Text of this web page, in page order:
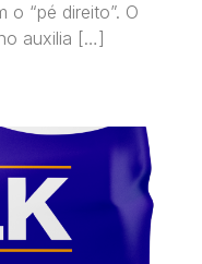
o “pé direito”. O
auxilia […]